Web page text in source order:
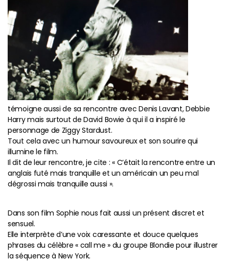
témoigne aussi de sa rencontre avec Denis Lavant, Debbie
Harry mais surtout de David Bowie à qui il a inspiré le
personnage de Ziggy Stardust.
Tout cela avec un humour savoureux et son sourire qui
illumine le film.
Il dit de leur rencontre, je cite : « C’était la rencontre entre un
anglais futé mais tranquille et un américain un peu mal
dégrossi mais tranquille aussi ».
Dans son film Sophie nous fait aussi un présent discret et
sensuel.
Elle interprète d’une voix caressante et douce quelques
phrases du célèbre « call me » du groupe Blondie pour illustrer
la séquence à New York.